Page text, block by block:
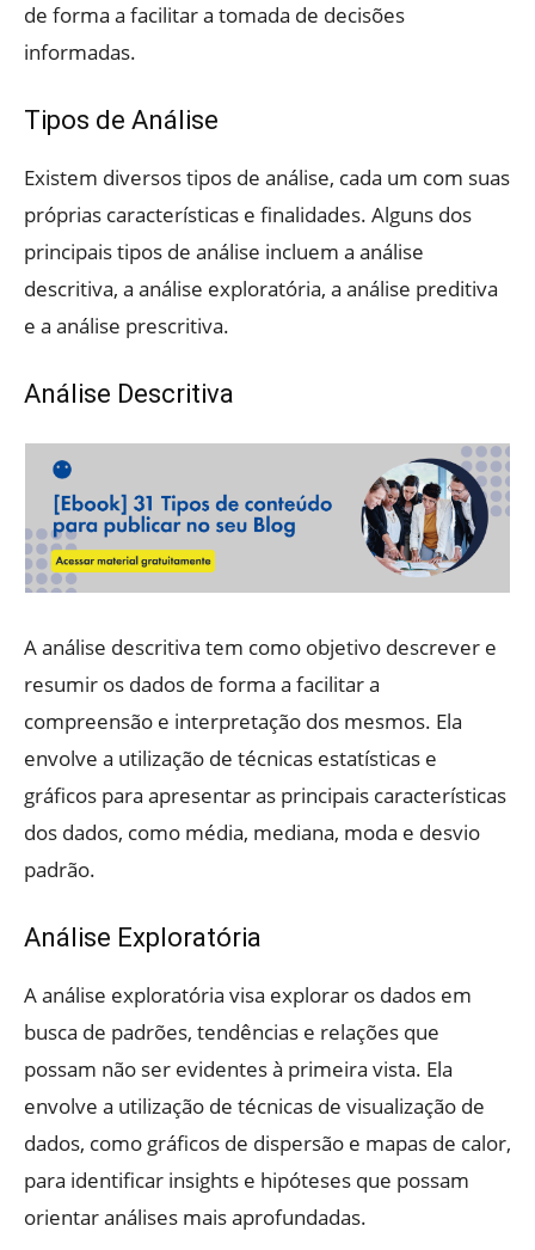
de forma a facilitar a tomada de decisões
informadas.
Tipos de Análise
Existem diversos tipos de análise, cada um com suas
próprias características e finalidades. Alguns dos
principais tipos de análise incluem a análise
descritiva, a análise exploratória, a análise preditiva
e a análise prescritiva.
Análise Descritiva
A análise descritiva tem como objetivo descrever e
resumir os dados de forma a facilitar a
compreensão e interpretação dos mesmos. Ela
envolve a utilização de técnicas estatísticas e
gráficos para apresentar as principais características
dos dados, como média, mediana, moda e desvio
padrão.
Análise Exploratória
A análise exploratória visa explorar os dados em
busca de padrões, tendências e relações que
possam não ser evidentes à primeira vista. Ela
envolve a utilização de técnicas de visualização de
dados, como gráficos de dispersão e mapas de calor,
para identificar insights e hipóteses que possam
orientar análises mais aprofundadas.